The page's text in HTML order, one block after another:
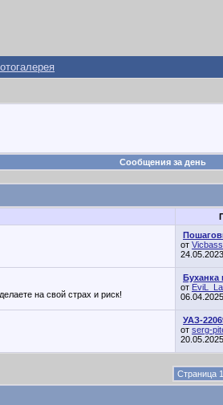
Сообщения за день
от Vicbass
24.05.2023
на свой страх и риск!
Буханка
от
06.04.2025
УАЗ-
от serg-
20.05.2025
Страница